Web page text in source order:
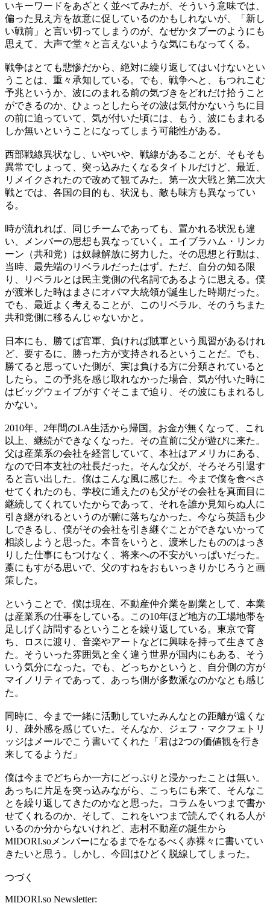
いキーワードをあざとく並べてみたが、そういう意味では、
偏った見え方を故意に促しているのかもしれないが、「新し
い戦前」と言い切ってしまうのが、なぜかタブーのようにも
思えて、大声で堂々と言えないような気にもなってくる。
戦争はとても悲惨だから、絶対に繰り返してはいけないとい
うことは、重々承知している。でも、戦争へと、もつれこむ
予兆というか、波にのまれる前の気づきをどれだけ拾うこと
ができるのか、ひょっとしたらその波は気付かないうちに目
の前に迫っていて、気が付いた頃には、もう、波にもまれる
しか無いということになってしまう可能性がある。
西部戦線異状なし、いやいや、戦線があることが、そもそも
異常でしょって、突っ込みたくなるタイトルだけど、最近、
リメイクされたので改めて観てみた。第一次大戦と第二次大
戦とでは、各国の目的も、状況も、敵も味方も異なってい
る。
時が流れれば、同じチームであっても、置かれる状況も違
い、メンバーの思想も異なっていく。エイブラハム・リンカ
ーン（共和党）は奴隷解放に努力した。その思想と行動は、
当時、最先端のリベラルだったはず。ただ、自分の知る限
り、リベラルとは民主党側の代名詞であるように思える。僕
が渡米した時はまさにオバマ大統領が誕生した時期だった。
でも、最近よく考えることが、このリベラル、そのうちまた
共和党側に移るんじゃないかと。
日本にも、勝てば官軍、負ければ賊軍という風習があるけれ
ど、要するに、勝った方が支持されるということだ。でも、
勝てると思っていた側が、実は負ける方に分類されていると
したら。この予兆を感じ取れなかった場合、気が付いた時に
はビッグウェイブがすぐそこまで迫り、その波にもまれるし
かない。
2010年、 2年間のLA生活から帰国。お金が無くなって、これ
以上、継続ができなくなった。その直前に父が遊びに来た。
父は産業系の会社を経営していて、本社はアメリカにある、
なので日本支社の社長だった。そんな父が、そろそろ引退す
ると言い出した。僕はこんな風に感じた。今まで僕を食べさ
せてくれたのも、学校に通えたのも父がその会社を真面目に
継続してくれていたからであって、それを誰か見知らぬ人に
引き継がれるというのが腑に落ちなかった。今なら英語も少
しできるし、僕がその会社を引き継ぐことができないかって
相談しようと思った。本音をいうと、渡米したもののはっき
りした仕事にもつけなく、将来への不安がいっぱいだった。
藁にもすがる思いで、父のすねをおもいっきりかじろうと画
策した。
ということで、僕は現在、不動産仲介業を副業として、本業
は産業系の仕事をしている。この10年ほど地方の工場地帯を
足しげく訪問するということを繰り返している。東京で育
ち、ロスに渡り、音楽やアートなどに興味を持って生きてき
た。そういった雰囲気と全く違う世界が国内にもある、そう
いう気分になった。でも、どっちかというと、自分側の方が
マイノリティであって、あっち側が多数派なのかなとも感じ
た。
同時に、今まで一緒に活動していたみんなとの距離が遠くな
り、疎外感を感じていた。そんなか、ジェフ・マクフェトリ
ッジはメールでこう書いてくれた「君は2つの価値観を行き
来してるようだ」
僕は今までどちらか一方にどっぷりと浸かったことは無い。
あっちに片足を突っ込みながら、こっちにも来て、そんなこ
とを繰り返してきたのかなと思った。コラムをいつまで書か
せてくれるのか、そして、これをいつまで読んでくれる人が
いるのか分からないけれど、志村不動産の誕生から
MIDORI.so メンバーになるまでをなるべく赤裸々に書いてい
きたいと思う。しかし、今回はひどく脱線してしまった。
つづく
MIDORI.so Newsletter: